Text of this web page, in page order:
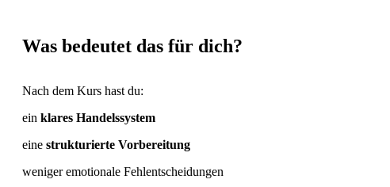
Was bedeutet das für dich?
Nach dem Kurs hast du:
ein klares Handelssystem
eine strukturierte Vorbereitung
weniger emotionale Fehlentscheidungen